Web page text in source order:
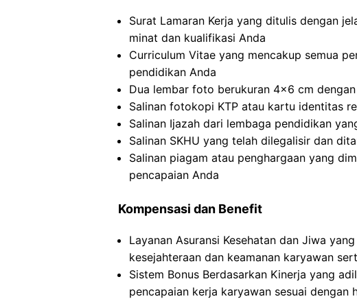
Surat Lamaran Kerja yang ditulis dengan
minat dan kualifikasi Anda
Curriculum Vitae yang mencakup semua
pendidikan Anda
Dua lembar foto berukuran 4×6 cm
Salinan fotokopi KTP atau kartu identitas
Salinan Ijazah dari lembaga pendidikan
Salinan SKHU yang telah dilegalisir dan
Salinan piagam atau penghargaan yang
pencapaian Anda
Kompensasi dan Benefit
Layanan Asuransi Kesehatan dan Jiwa
kesejahteraan dan keamanan karyawan
Sistem Bonus Berdasarkan Kinerja yang
pencapaian kerja karyawan sesuai dengan